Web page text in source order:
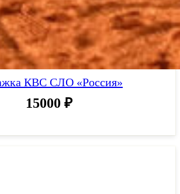
КВС СЛО «Россия»
15000 ₽